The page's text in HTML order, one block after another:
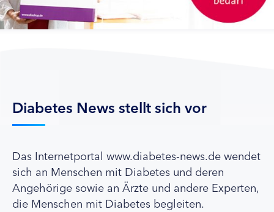
Diabetes News stellt sich vor
Das Internetportal www.diabetes-news.de wendet
sich an Menschen mit Diabetes und deren
Angehörige sowie an Ärzte und andere Experten,
die Menschen mit Diabetes begleiten.